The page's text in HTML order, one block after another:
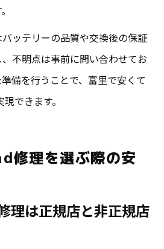
ッテリーの品質や交換後の保証
不明点は事前に問い合わせてお
備を行うことで、富里で安くて
できます。
理を選ぶ際の安
理は正規店と非正規店